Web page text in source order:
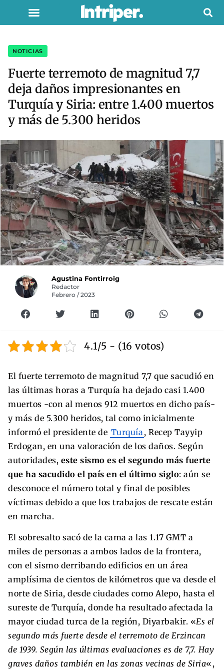
NOTICIAS
Fuerte terremoto de magnitud 7,7
deja daños impresionantes en
Turquía y Siria: entre 1.400 muertos
y más de 5.300 heridos
Agustina Fontirroig
Redactor
Febrero / 2023
4.1/5 - (16 votos)
El fuerte terremoto de magnitud 7,7 que sacudió en
las últimas horas a Turquía ha dejado casi 1.400
muertos -con al menos 912 muertos en dicho país-
y más de 5.300 heridos, tal como inicialmente
informó el presidente de Turquía , Recep Tayyip
Erdogan, en una valoración de los daños. Según
autoridades, este sismo es el segundo más fuerte
que ha sacudido el país en el último siglo: aún se
desconoce el número total y final de posibles
víctimas debido a que los trabajos de rescate están
en marcha.
El sobresalto sacó de la cama a las 1.17 GMT a
miles de personas a ambos lados de la frontera,
con el sismo derribando edificios en un área
amplísima de cientos de kilómetros que va desde el
norte de Siria, desde ciudades como Alepo, hasta el
sureste de Turquía, donde ha resultado afectada la
mayor ciudad turca de la región, Diyarbakir. «Es el
segundo más fuerte desde el terremoto de Erzincan
de 1939. Según las últimas evaluaciones es de 7,7. Hay
graves daños también en las zonas vecinas de Siria«,